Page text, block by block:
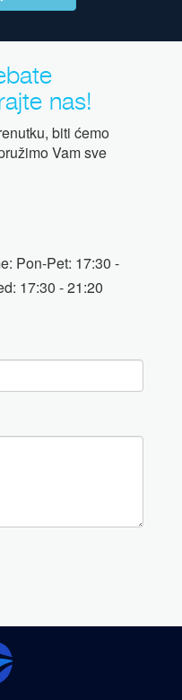
nas!
biti ćemo
Vam sve
Pon-Pet: 17:30 -
17:30 - 21:20